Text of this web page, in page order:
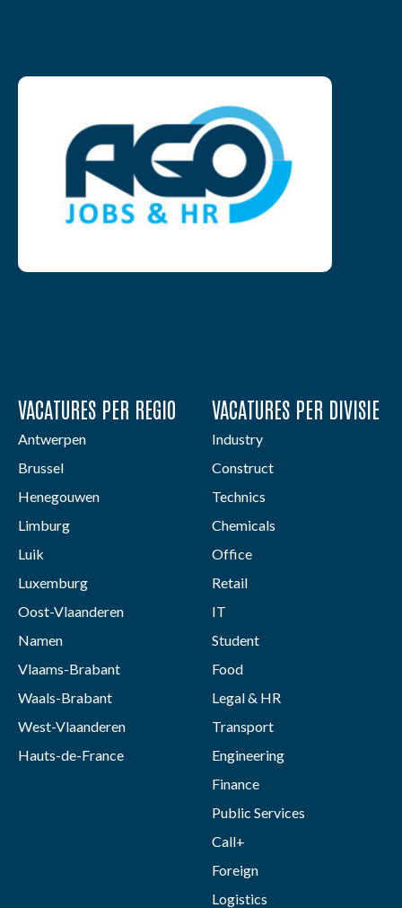
VACATURES PER REGIO
Antwerpen
Brussel
Henegouwen
Limburg
Luik
Luxemburg
Oost-Vlaanderen
Namen
Vlaams-Brabant
Waals-Brabant
West-Vlaanderen
Hauts-de-France
VACATURES PER DIVISIE
Industry
Construct
Technics
Chemicals
Office
Retail
IT
Student
Food
Legal & HR
Transport
Engineering
Finance
Public Services
Call+
Foreign
Logistics